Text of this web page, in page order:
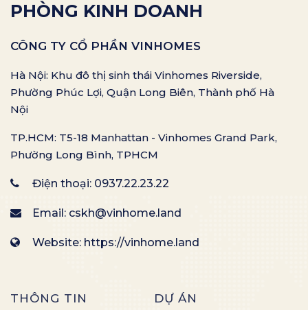
PHÒNG KINH DOANH
CÔNG TY CỔ PHẦN VINHOMES
Hà Nội: Khu đô thị sinh thái Vinhomes Riverside,
Phường Phúc Lợi, Quận Long Biên, Thành phố Hà
Nội
TP.HCM: T5-18 Manhattan - Vinhomes Grand Park,
Phường Long Bình, TPHCM
Điện thoại: 0937.22.23.22
Email: cskh@vinhome.land
Website: https://vinhome.land
THÔNG TIN DỰ ÁN